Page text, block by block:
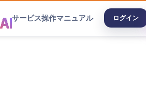
サービス操作マニュアル ログイン